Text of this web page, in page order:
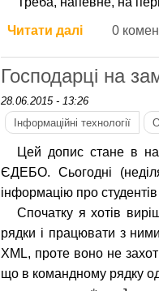
Читати далі про0
Господарці на
28.06.2015 - 13:26
Інформаційні технології
Цей допис стане в
ЄДЕБО. Сьогодні
інформацію про
Спочатку я хотів
рядки і працювати з
XML, проте воно не
що в командному рядку